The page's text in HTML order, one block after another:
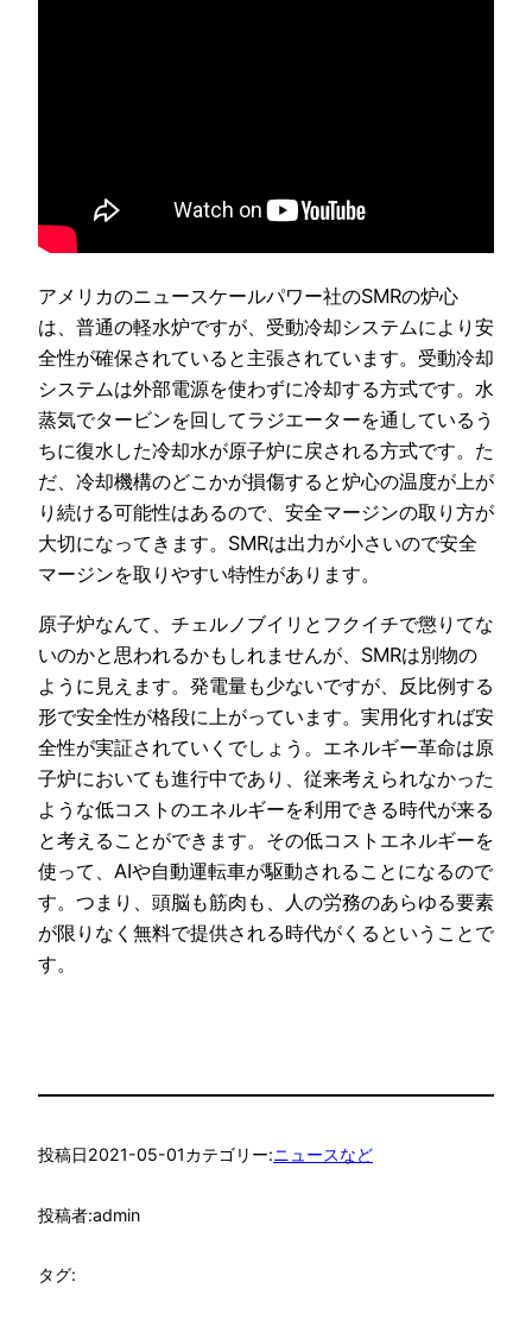
アメリカのニュースケールパワー社のSMRの炉心
は、普通の軽水炉ですが、受動冷却システムにより安
全性が確保されていると主張されています。受動冷却
システムは外部電源を使わずに冷却する方式です。水
蒸気でタービンを回してラジエーターを通しているう
ちに復水した冷却水が原子炉に戻される方式です。た
だ、冷却機構のどこかが損傷すると炉心の温度が上が
り続ける可能性はあるので、安全マージンの取り方が
大切になってきます。SMRは出力が小さいので安全
マージンを取りやすい特性があります。
原子炉なんて、チェルノブイリとフクイチで懲りてな
いのかと思われるかもしれませんが、SMRは別物の
ように見えます。発電量も少ないですが、反比例する
形で安全性が格段に上がっています。実用化すれば安
全性が実証されていくでしょう。エネルギー革命は原
子炉においても進行中であり、従来考えられなかった
ような低コストのエネルギーを利用できる時代が来る
と考えることができます。その低コストエネルギーを
使って、AIや自動運転車が駆動されることになるので
す。つまり、頭脳も筋肉も、人の労務のあらゆる要素
が限りなく無料で提供される時代がくるということで
す。
投稿日2021-05-01カテゴリー:ニュースなど
投稿者:admin
タグ: